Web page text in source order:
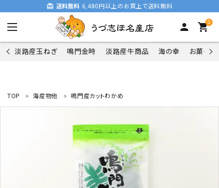
card_giftcard 送料無料 6,480円以上のお買上で送料無料
person 0
shopping_cart
淡路産玉ねぎ 鳴門金時 淡路産牛商品 海の幸 お菓子類
search
TOP 海産物他 鳴門産カットわかめ